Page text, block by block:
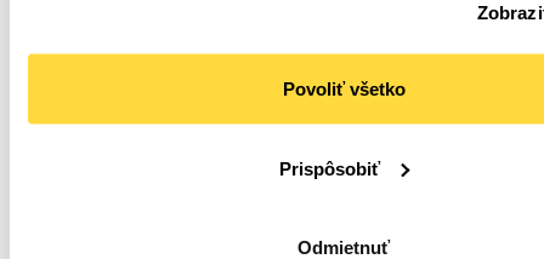
Povoliť všetko
Prispôsobiť
Odmietnuť
dištančný
2,17
DPH)